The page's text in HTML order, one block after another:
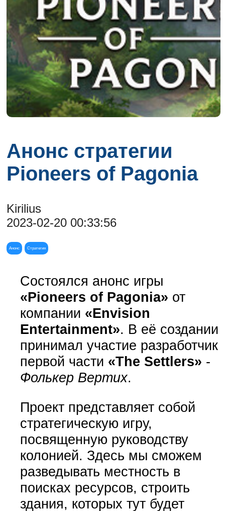
Анонс стратегии
Pioneers of Pagonia
Kirilius
2023-02-20 00:33:56
Анонс Стратегия
Состоялся анонс игры
«Pioneers of Pagonia» от
компании «Envision
Entertainment». В её создании
принимал участие разработчик
первой части «The Settlers» -
Фолькер Вертих.
Проект представляет собой
стратегическую игру,
посвященную руководству
колонией. Здесь мы сможем
разведывать местность в
поисках ресурсов, строить
здания, которых тут будет